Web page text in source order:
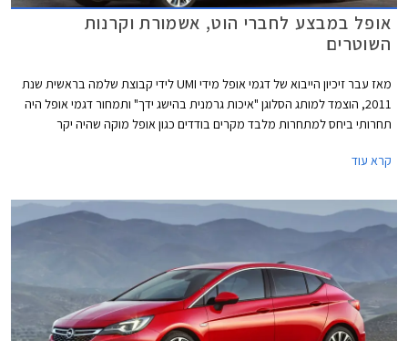
אופל במבצע לחברי הוט, אשמורת וקרנות
השוטרים
מאז עבר זיכיון הייבוא של דגמי אופל מידי UMI לידי קבוצת שלמה בראשית שנת
2011, הוצמד למותג הסלוגן "איכות גרמנית בהישג ידך" ותמחור דגמי אופל היה
תחרותי ביחס למתחרות מלבד מקרים בודדים כגון אופל מוקה שהיה יקר
המסירות הכלליות של רכבים בתקופה האמורה גדל בלמעלה מ- 15%. באופן
ריאלי ירדו מסירות אופל השנה והמשמעות היא שחלקה בשוק הרכב בישראל
שיבואנית אופל הייתה מעוניינת לראות גידול ניכר במסירות רכבי אופל, בייחוד
נוכח השקת אופל אסטרה החדשה החשובה מאוד עבור היבואנית.
קרא עוד